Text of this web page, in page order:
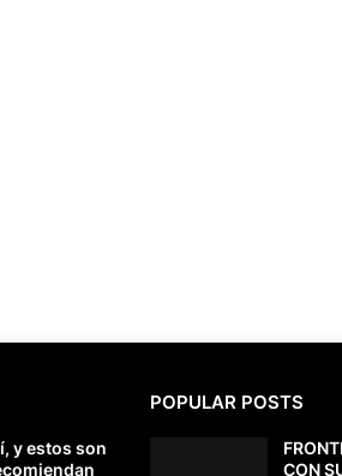
y estos son
POPULAR POSTS
CON